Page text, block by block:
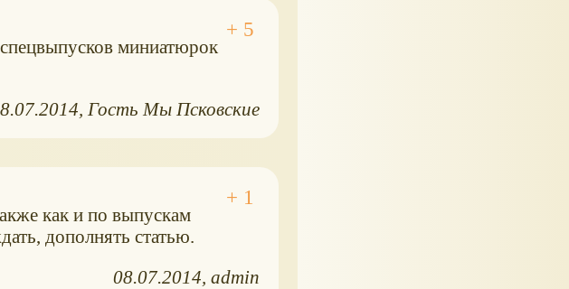
миниатюрок
Гость Мы Псковские
как и по выпускам
дополнять статью.
08.07.2014 admin